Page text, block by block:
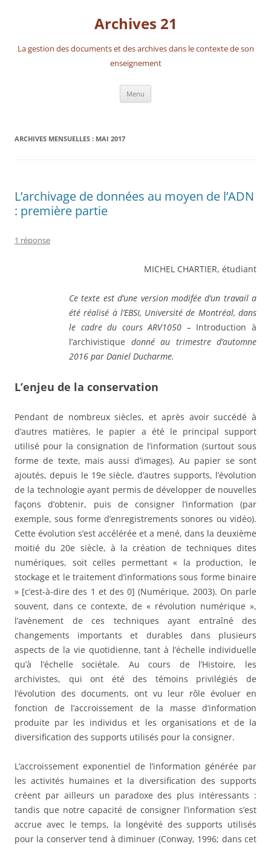
Archives 21
La gestion des documents et des archives dans le contexte de son
enseignement
Menu
ARCHIVES MENSUELLES : MAI 2017
L’archivage de données au moyen de l’ADN
: première partie
1 réponse
MICHEL CHARTIER, étudiant
Ce texte est d’une version modifée d’un travail a
été réalisé à l’EBSI, Université de Montréal, dans
le cadre du cours ARV1050 – Introduction à
l’archivistique donné au trimestre d’automne
2016 par Daniel Ducharme.
L’enjeu de la conservation
Pendant de nombreux siècles, et après avoir succédé à
d’autres matières, le papier a été le principal support
utilisé pour la consignation de l’information (surtout sous
forme de texte, mais aussi d’images). Au papier se sont
ajoutés, depuis le 19e siècle, d’autres supports, l’évolution
de la technologie ayant permis de développer de nouvelles
façons d’obtenir, puis de consigner l’information (par
exemple, sous forme d’enregistrements sonores ou vidéo).
Cette évolution s’est accélérée et a mené, dans la deuxième
moitié du 20e siècle, à la création de techniques dites
numériques, soit celles permettant « la production, le
stockage et le traitement d’informations sous forme binaire
» [c’est-à-dire des 1 et des 0] (Numérique, 2003). On parle
souvent, dans ce contexte, de « révolution numérique »,
l’avènement de ces techniques ayant entraîné des
changements importants et durables dans plusieurs
aspects de la vie quotidienne, tant à l’échelle individuelle
qu’à l’échelle sociétale. Au cours de l’Histoire, les
archivistes, qui ont été des témoins privilégiés de
l’évolution des documents, ont vu leur rôle évoluer en
fonction de l’accroissement de la masse d’information
produite par les individus et les organisations et de la
diversification des supports utilisés pour la consigner.
L’accroissement exponentiel de l’information générée par
les activités humaines et la diversification des supports
créent par ailleurs un paradoxe des plus intéressants :
tandis que notre capacité de consigner l’information s’est
accrue avec le temps, la longévité des supports utilisés
pour la conserver tend à diminuer (Conway, 1996; dans cet